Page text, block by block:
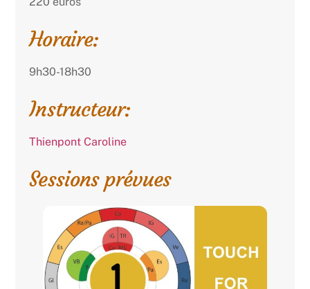
Horaire:
9h30-18h30
Instructeur:
Thienpont Caroline
Sessions prévues